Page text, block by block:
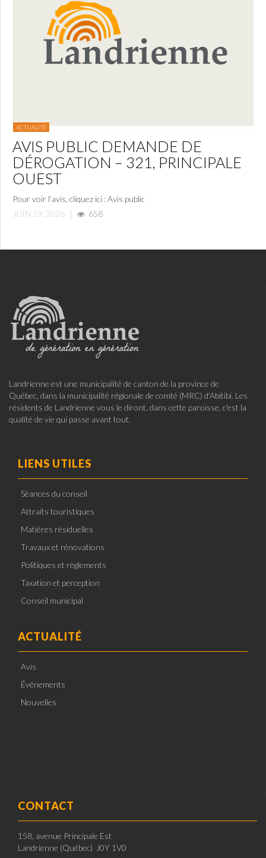
ACTUALITÉ
AVIS PUBLIC DEMANDE DE
DÉROGATION – 321, PRINCIPALE
OUEST
Pour voir l’avis, cliquez ici : Avis public
JUIN 29, 2026 | 658
Landrienne est une municipalité de canton de la province de
Québec, dans la municipalité régionale de comté (MRC) d'Abitibi. Les
résidents de Landrienne vous le diront, dans cette paroisse, c'est la
qualité de vie qui passe avant tout.
LIENS UTILES
Séances du conseil
Attraits touristiques
Matières résiduelles
Travaux et rénovations
Politiques et règlements
Taxation et perception
Conseil municipal
ACTUALITÉ
Avis
Événements
Nouvelles
CONTACT
158, avenue Principale Est
Landrienne (Québec) J0Y 1V0